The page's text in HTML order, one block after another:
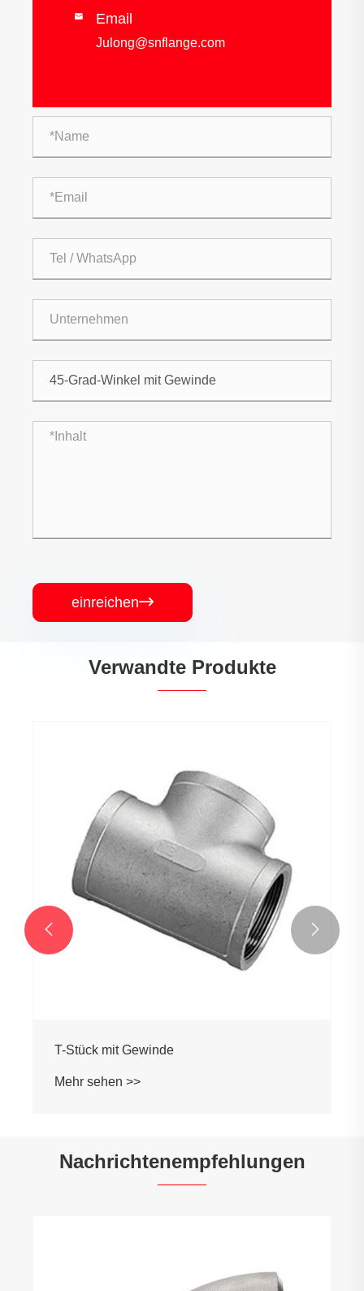
 Email
Julong@snflange.com
einreichen
Verwandte Produkte
T-Stück mit Gewinde
Mehr sehen >>
 
Nachrichtenempfehlungen